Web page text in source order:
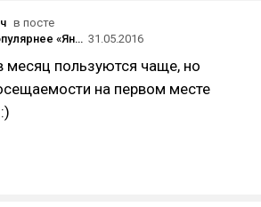
в посте
Google стал популярнее «Яндекса» в России по данным TNS 31.05.2016
месяц пользуются чаще, но
на первом месте